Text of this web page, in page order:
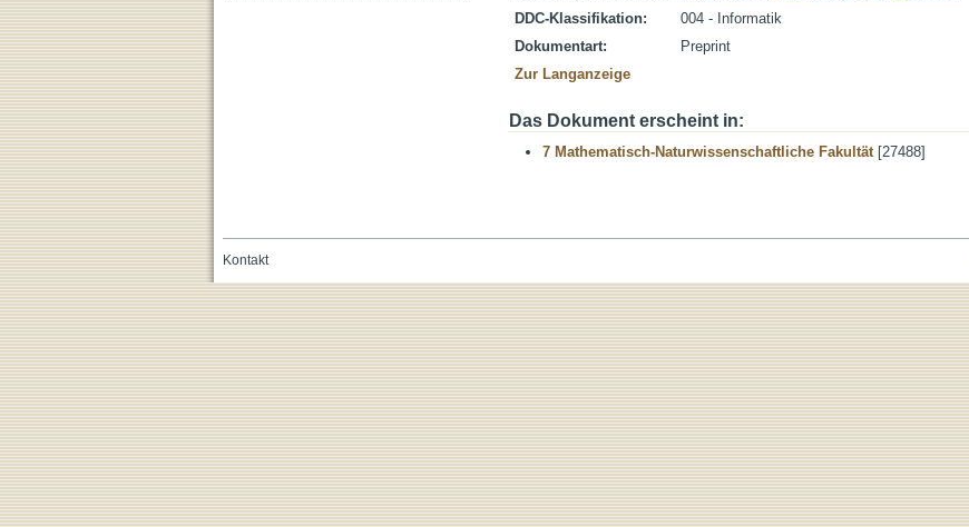
DDC-Klassifikation:
004 - Informatik
Dokumentart:
Preprint
Zur Langanzeige
Das Dokument erscheint in:
7 Mathematisch-Naturwissenschaftliche Fakultät[27488]
Kontakt